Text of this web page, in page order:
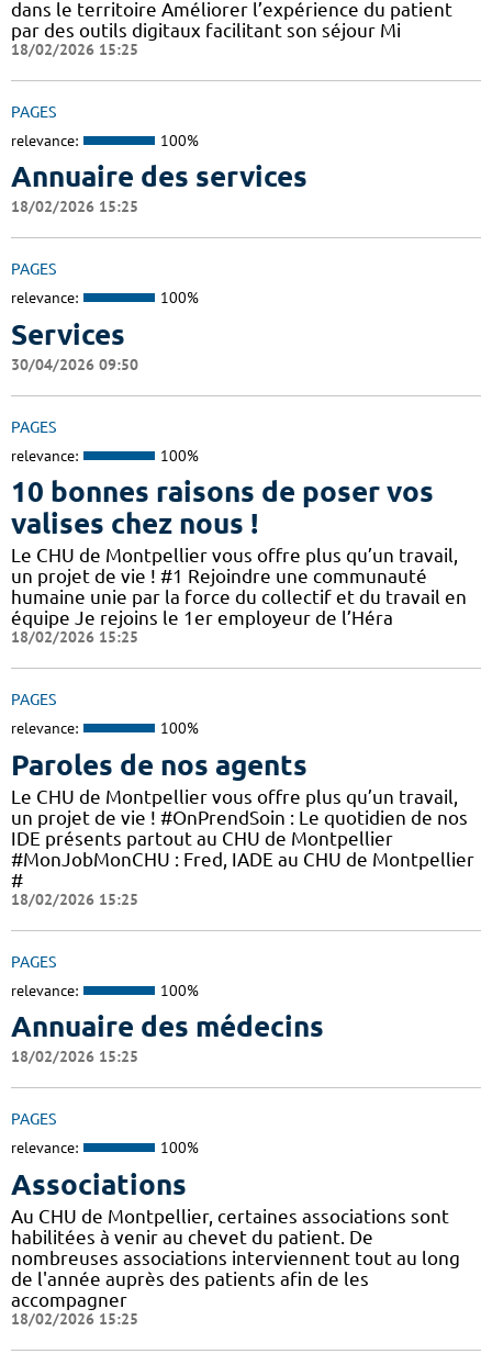
dans le territoire Améliorer l’expérience du patient
par des outils digitaux facilitant son séjour Mi
18/02/2026 15:25
PAGES
relevance: 100%
Annuaire des services
18/02/2026 15:25
PAGES
relevance: 100%
Services
30/04/2026 09:50
PAGES
relevance: 100%
10 bonnes raisons de poser vos
valises chez nous !
Le CHU de Montpellier vous offre plus qu’un travail,
un projet de vie ! #1 Rejoindre une communauté
humaine unie par la force du collectif et du travail en
équipe Je rejoins le 1er employeur de l’Héra
18/02/2026 15:25
PAGES
relevance: 100%
Paroles de nos agents
Le CHU de Montpellier vous offre plus qu’un travail,
un projet de vie ! #OnPrendSoin : Le quotidien de nos
IDE présents partout au CHU de Montpellier
#MonJobMonCHU : Fred, IADE au CHU de Montpellier
#
18/02/2026 15:25
PAGES
relevance: 100%
Annuaire des médecins
18/02/2026 15:25
PAGES
relevance: 100%
Associations
Au CHU de Montpellier, certaines associations sont
habilitées à venir au chevet du patient. De
nombreuses associations interviennent tout au long
de l'année auprès des patients afin de les
accompagner
18/02/2026 15:25